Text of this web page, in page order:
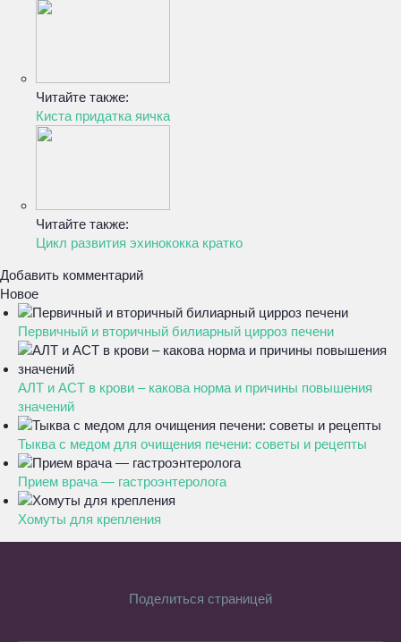
Читайте также:
Киста придатка яичка
Читайте также:
Цикл развития эхинококка кратко
Добавить комментарий
Новое
Первичный и вторичный билиарный цирроз печени
АЛТ и АСТ в крови – какова норма и причины повышения
значений
Тыква с медом для очищения печени: советы и рецепты
Прием врача — гастроэнтеролога
Хомуты для крепления
Поделиться страницей